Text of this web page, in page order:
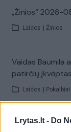
Lrytas.lt - Do
„Žinios“ 2026-
Laidos Žinios
Vaidas Baumila
patirčių
Laidos
Dronai